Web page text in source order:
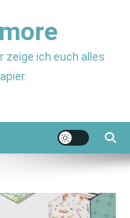
zeige ich euch alles